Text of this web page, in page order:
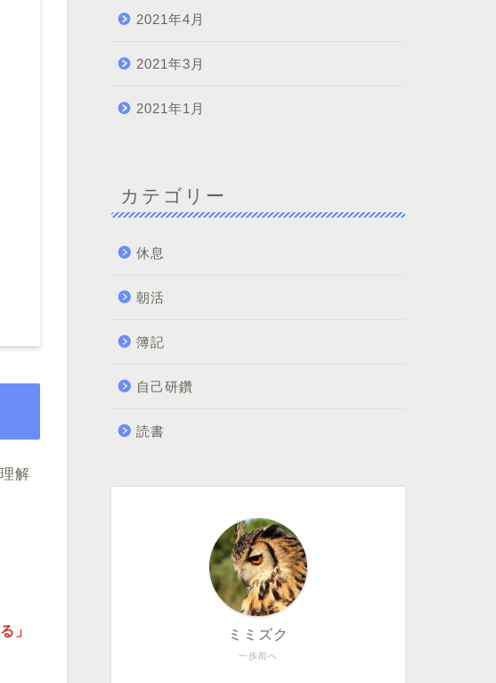
解
」
2021年4月
2021年3月
2021年1月
カテゴリー
休息
朝活
簿記
自己研鑽
読書
一歩前へ
ミミズク